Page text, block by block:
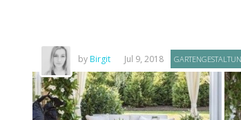
by Birgit Jul 9, 2018